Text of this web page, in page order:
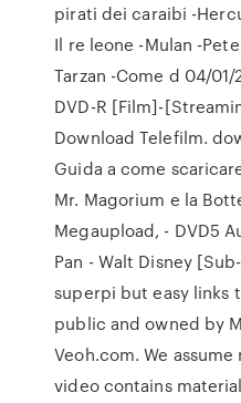
pirati dei caraibi -
Il re leone -Mulan -
Tarzan -Come d 04/
DVD-R [Film]-
Download Telefilm.
Guida a come
Mr. Magorium e la
Megaupload, - DVD5
Pan - Walt Disney
superpi but easy links
public and owned by
Veoh.com. We
video contains